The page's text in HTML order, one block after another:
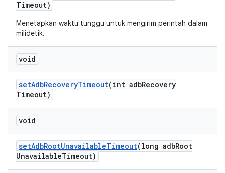
Timeout)
Menetapkan waktu tunggu untuk mengirim perintah dalam
milidetik.
void
setAdbRecoveryTimeout(int adbRecovery
Timeout)
void
setAdbRootUnavailableTimeout(long adbRoot
UnavailableTimeout)